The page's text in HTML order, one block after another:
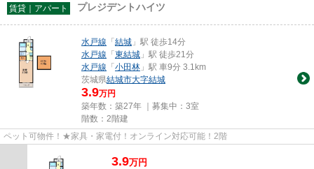
賃貸｜アパート プレジデントハイツ
水戸線 「結城 」駅 徒歩14分
水戸線 「東結城 」駅 徒歩21分
水戸線 「小田林 」駅 車9分 3.1km
茨城県結城市大字結城
3.9万円
築年数：築27年 ｜募集中： 3室
階数：2階建
ペット可物件！★家具・家電付！オンライン対応可能！2階
3.9万円